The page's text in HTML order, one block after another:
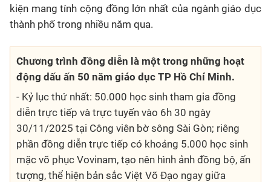
kiện mang tính cộng đồng lớn nhất của ngành giáo dục
thành phố trong nhiều năm qua.
Chương trình đồng diễn là một trong những hoạt
động dấu ấn 50 năm giáo dục TP Hồ Chí Minh.
- Kỷ lục thứ nhất: 50.000 học sinh tham gia đồng
diễn trực tiếp và trực tuyến vào 6h 30 ngày
30/11/2025 tại Công viên bờ sông Sài Gòn; riêng
phần đồng diễn trực tiếp có khoảng 5.000 học sinh
mặc võ phục Vovinam, tạo nên hình ảnh đồng bộ, ấn
tượng, thể hiện bản sắc Việt Võ Đạo ngay giữa